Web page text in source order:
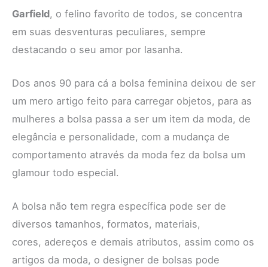
Garfield, o felino favorito de todos, se concentra
em suas desventuras peculiares, sempre
destacando o seu amor por lasanha.
Dos anos 90 para cá a bolsa feminina deixou de ser
um mero artigo feito para carregar objetos, para as
mulheres a bolsa passa a ser um item da moda, de
elegância e personalidade, com a mudança de
comportamento através da moda fez da bolsa um
glamour todo especial.
A bolsa não tem regra específica pode ser de
diversos tamanhos, formatos, materiais,
cores, adereços e demais atributos, assim como os
artigos da moda, o designer de bolsas pode